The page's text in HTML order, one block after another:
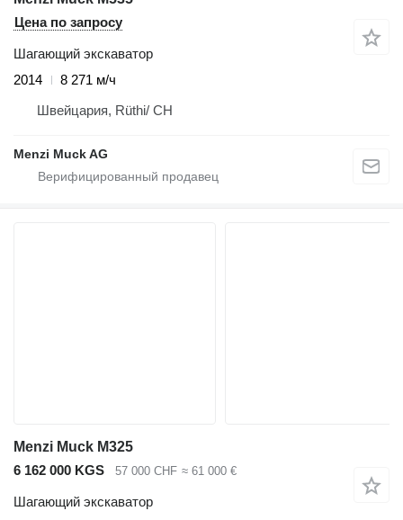
Цена по запросу
Шагающий экскаватор
2014
8 271 м/ч
Швейцария, Rüthi/ CH
Menzi Muck AG
Menzi Muck M325
6 162 000 KGS
57 000 CHF ≈ 61 000 €
Шагающий экскаватор